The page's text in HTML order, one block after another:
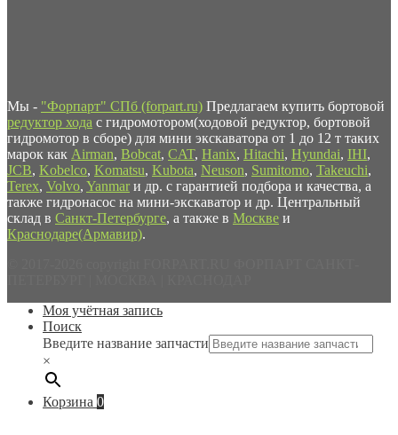
Мы - "Форпарт" СПб (forpart.ru) Предлагаем купить бортовой
редуктор хода с гидромотором(ходовой редуктор, бортовой
гидромотор в сборе) для мини экскаватора от 1 до 12 т таких
марок как Airman, Bobcat, CAT, Hanix, Hitachi, Hyundai, IHI,
JCB, Kobelco, Komatsu, Kubota, Neuson, Sumitomo, Takeuchi,
Terex, Volvo, Yanmar и др. с гарантией подбора и качества, а
также гидронасос на мини-экскаватор и др. Центральный
склад в Санкт-Петербурге, а также в Москве и
Краснодаре(Армавир).
Моя учётная запись
Поиск
Введите название запчасти
×
Корзина 0